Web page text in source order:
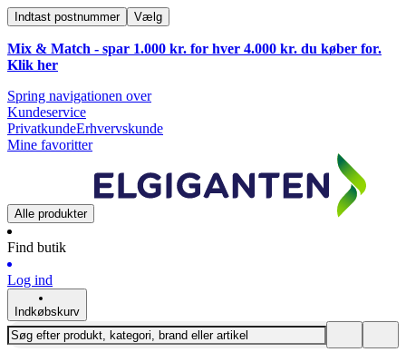
Indtast postnummer Vælg
Mix & Match - spar 1.000 kr. for hver 4.000 kr. du køber for.
Klik her
Spring navigationen over
Kundeservice
PrivatkundeErhvervskunde
Mine favoritter
Alle produkter
Find butik
Log ind
Indkøbskurv